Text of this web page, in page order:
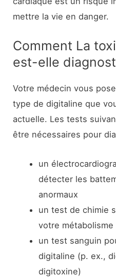
mettre la vie en danger.
Comment La
est-elle
Votre médecin vous
type de digitaline que
actuelle. Les tests
être nécessaires pour
un
détecter les
anormaux
un test de chimie
votre métabolisme
un test sanguin
digitaline (p. ex.,
digitoxine)